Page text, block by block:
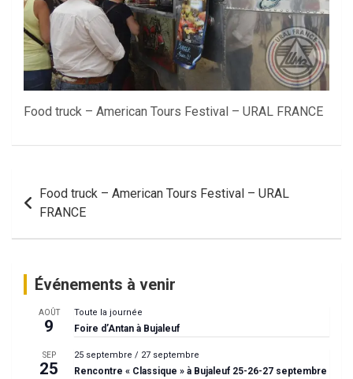
Food truck – American Tours Festival – URAL FRANCE
Navigation
de
l’article
Food truck – American Tours Festival – URAL
FRANCE
Événements à venir
AOÛT
9
Toute la journée
Foire d’Antan à Bujaleuf
SEP
25
25 septembre / 27 septembre
Rencontre « Classique » à Bujaleuf 25-26-27 septembre